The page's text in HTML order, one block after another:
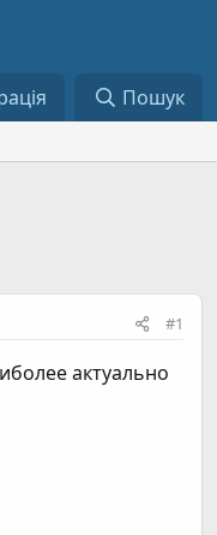
Пошук
#1
актуально